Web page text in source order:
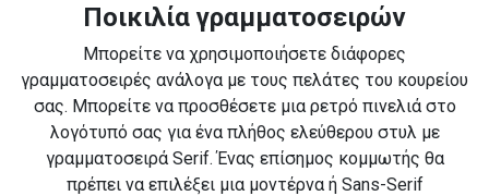
Ποικιλία γραμματοσειρών
Μπορείτε να χρησιμοποιήσετε διάφορες
γραμματοσειρές ανάλογα με τους πελάτες του κουρείου
σας. Μπορείτε να προσθέσετε μια ρετρό πινελιά στο
λογότυπό σας για ένα πλήθος ελεύθερου στυλ με
γραμματοσειρά Serif. Ένας επίσημος κομμωτής θα
πρέπει να επιλέξει μια μοντέρνα ή Sans-Serif